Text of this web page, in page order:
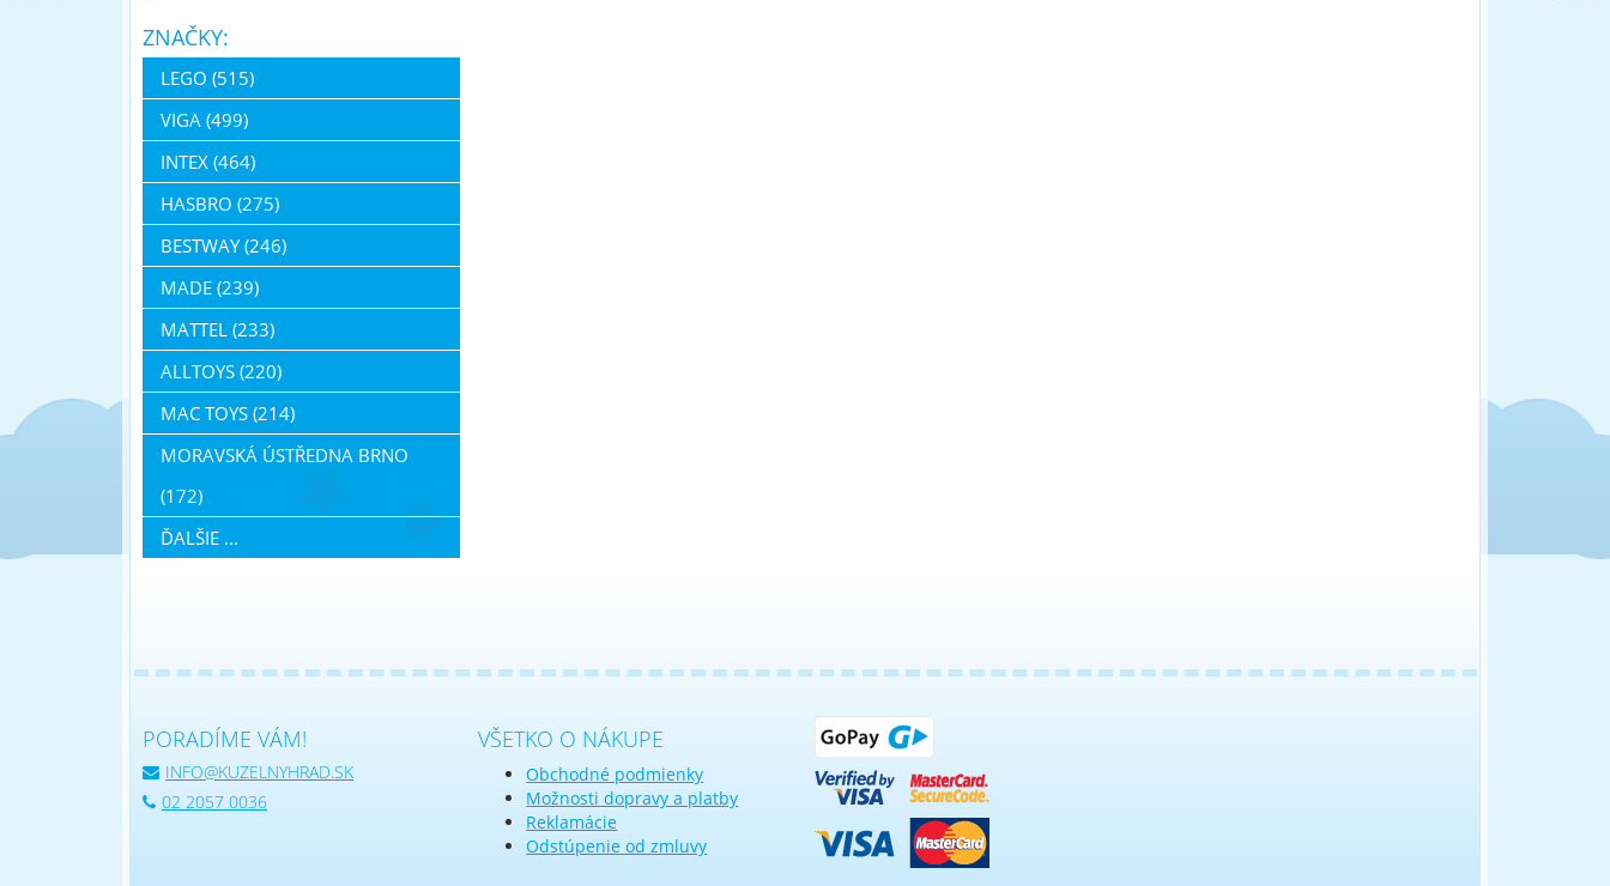
ZNAČKY:
LEGO (515)
VIGA (499)
INTEX (464)
HASBRO (275)
BESTWAY (246)
MADE (239)
MATTEL (233)
ALLTOYS (220)
MAC TOYS (214)
MORAVSKÁ ÚSTŘEDNA BRNO
(172)
ĎALŠIE ...
PORADÍME VÁM!
INFO@KUZELNYHRAD.SK
02 2057 0036
VŠETKO O NÁKUPE
Obchodné podmienky
Možnosti dopravy a platby
Reklamácie
Odstúpenie od zmluvy